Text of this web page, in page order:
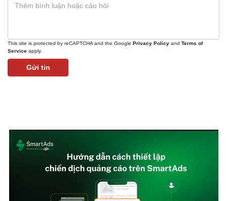
This site is protected by reCAPTCHA and the Google Privacy Policy and Terms of
Service apply.
Gửi tin